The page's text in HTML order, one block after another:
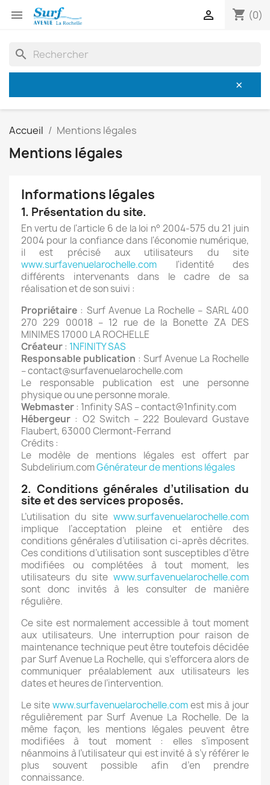
 shopping_cart (0)

search
×
Accueil Mentions légales
Mentions légales
Informations légales
1. Présentation du site.
En vertu de l'article 6 de la loi n° 2004-575 du 21 juin
2004 pour la confiance dans l'économie numérique,
il est précisé aux utilisateurs du site
www.surfavenuelarochelle.com l'identité des
différents intervenants dans le cadre de sa
réalisation et de son suivi :
Propriétaire : Surf Avenue La Rochelle – SARL 400
270 229 00018 – 12 rue de la Bonette ZA DES
MINIMES 17000 LA ROCHELLE
Créateur: 1NFINITY SAS
Responsable publication : Surf Avenue La Rochelle
– contact@surfavenuelarochelle.com
Le responsable publication est une personne
physique ou une personne morale.
Webmaster: 1nfinity SAS – contact@1nfinity.com
Hébergeur : O2 Switch – 222 Boulevard Gustave
Flaubert, 63000 Clermont-Ferrand
Crédits :
Le modèle de mentions légales est offert par
Subdelirium.comGénérateur de mentions légales
2. Conditions générales d’utilisation du
site et des services proposés.
L’utilisation du site www.surfavenuelarochelle.com
implique l’acceptation pleine et entière des
conditions générales d’utilisation ci-après décrites.
Ces conditions d’utilisation sont susceptibles d’être
modifiées ou complétées à tout moment, les
utilisateurs du site www.surfavenuelarochelle.com
sont donc invités à les consulter de manière
régulière.
Ce site est normalement accessible à tout moment
aux utilisateurs. Une interruption pour raison de
maintenance technique peut être toutefois décidée
par Surf Avenue La Rochelle, qui s’efforcera alors de
communiquer préalablement aux utilisateurs les
dates et heures de l’intervention.
Le sitewww.surfavenuelarochelle.comest mis à jour
régulièrement par Surf Avenue La Rochelle. De la
même façon, les mentions légales peuvent être
modifiées à tout moment : elles s’imposent
néanmoins à l’utilisateur qui est invité à s’y référer le
plus souvent possible afin d’en prendre
connaissance.